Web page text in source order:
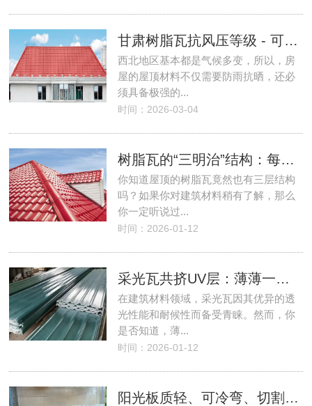
甘肃树脂瓦抗风压等级 - 可抵御几级风？
西北地区基本都是气候多变，所以，房
屋的屋顶材料不仅需要防雨抗晒，还必
须具备极强的...
时间：2026-03-04
树脂瓦的“三明治”结构：每一层都在“负重前行”！
你知道屋顶的树脂瓦竟然也有三层结构
吗？如果你对建筑材料稍有了解，那么
你一定听说过...
时间：2026-01-12
采光瓦共挤UV层：薄薄一层，决定寿命！
在建筑材料领域，采光瓦因其优异的透
光性能和耐候性而备受青睐。然而，你
是否知道，薄...
时间：2026-01-12
阳光板质轻、可冷弯、切割容易，施工便捷！